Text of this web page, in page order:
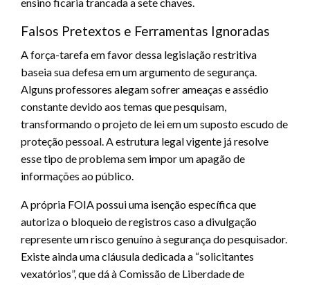
Falsos Pretextos e Ferramentas Ignoradas
A força-tarefa em favor dessa legislação restritiva
baseia sua defesa em um argumento de segurança.
Alguns professores alegam sofrer ameaças e assédio
constante devido aos temas que pesquisam,
transformando o projeto de lei em um suposto escudo de
proteção pessoal. A estrutura legal vigente já resolve
esse tipo de problema sem impor um apagão de
informações ao público.
A própria FOIA possui uma isenção específica que
autoriza o bloqueio de registros caso a divulgação
represente um risco genuíno à segurança do pesquisador.
Existe ainda uma cláusula dedicada a “solicitantes
vexatórios”, que dá à Comissão de Liberdade de